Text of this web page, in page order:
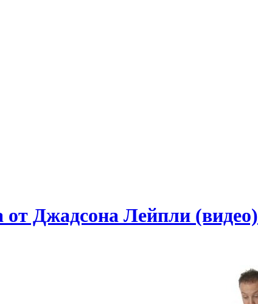
Джадсона Лейпли (видео)